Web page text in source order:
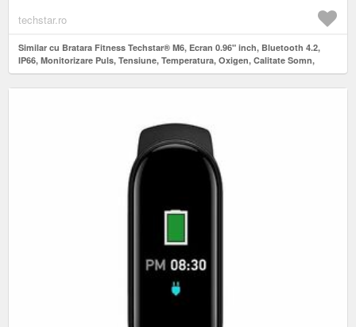
techstar.ro
Similar cu Bratara Fitness Techstar® M6, Ecran 0.96" inch, Bluetooth 4.2,
IP66, Monitorizare Puls, Tensiune, Temperatura, Oxigen, Calitate Somn,
Albastru